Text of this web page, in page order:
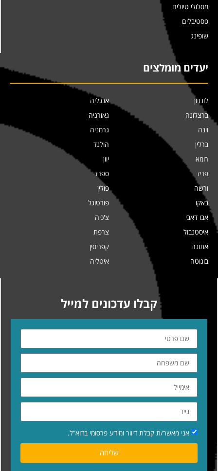
מסלולי טיולים
פסטיבלים
שופינג
יעדים מומלצים
לונדון
ברצלונה
וינה
ברלין
רומא
פריז
ורשה
באקו
אבו דאבי
איסטנבול
אתונה
בוגוטה
אנגליה
גאורגיה
גרמניה
הולנד
יוון
ספרד
פולין
פורטוגל
צ'כיה
צרפת
קפריסין
איטליה
קבלו עדכונים למייל
אני מאשר/ת קבלת דיוור ומידע פרסומי בדוא”ל.
שליחה